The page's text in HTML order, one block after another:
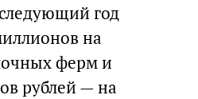
год
на
ферм и
рублей — на